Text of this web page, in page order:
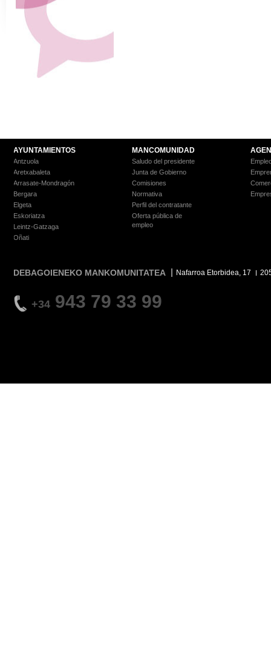
AYUNTAMIENTOS
Antzuola
Aretxabaleta
Arrasate-Mondragón
Bergara
Elgeta
Eskoriatza
Leintz-Gatzaga
Oñati
MANCOMUNIDAD
Saludo del presidente
Junta de Gobierno
Comisiones
Normativa
Perfil del contratante
Oferta pública de
empleo
DEBAGOIENEKO MANKOMUNITATEA Nafarroa Etorbidea, 17
+34 943 79 33 99